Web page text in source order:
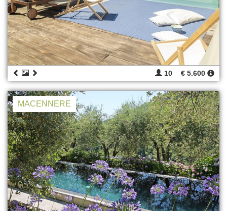
10 € 5.600
MACENNERE